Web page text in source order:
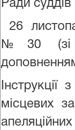
Ради суддів
26
№30 (зі
Інструкції
місцевих